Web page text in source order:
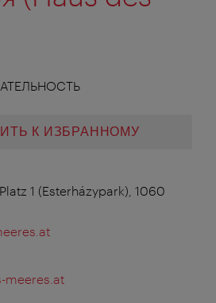
К ИЗБРАННОМУ
1 (Esterházypark), 1060
meeres.at